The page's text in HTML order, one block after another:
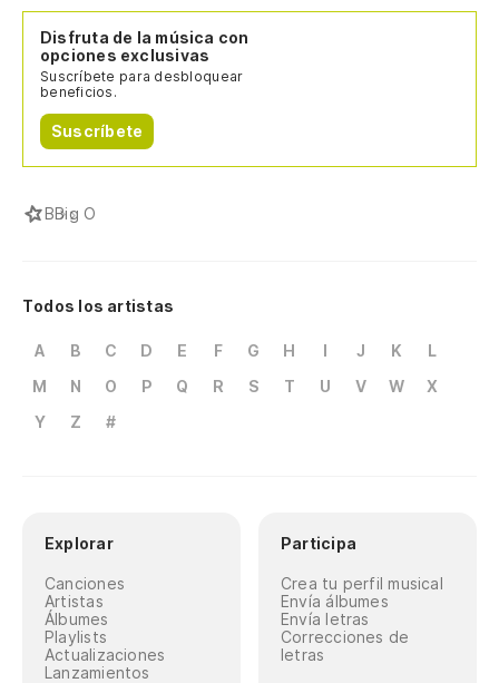
Disfruta de la música con
opciones exclusivas
Suscríbete para desbloquear
beneficios.
Suscríbete
BBig O
Todos los artistas
A B C D E F G H I J K
L
M
N O P Q R S T U V W
X
Y
Z #
Explorar
Canciones
Artistas
Álbumes
Playlists
Actualizaciones
Lanzamientos
Participa
Crea tu perfil musical
Envía álbumes
Envía letras
Correcciones de
letras